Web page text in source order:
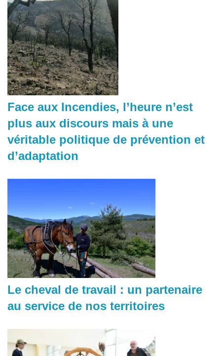
Face aux Incendies, l’heure n’est
plus aux discours mais à une
véritable politique de prévention et
d’adaptation
Le cheval de travail : un partenaire
au service de nos territoires